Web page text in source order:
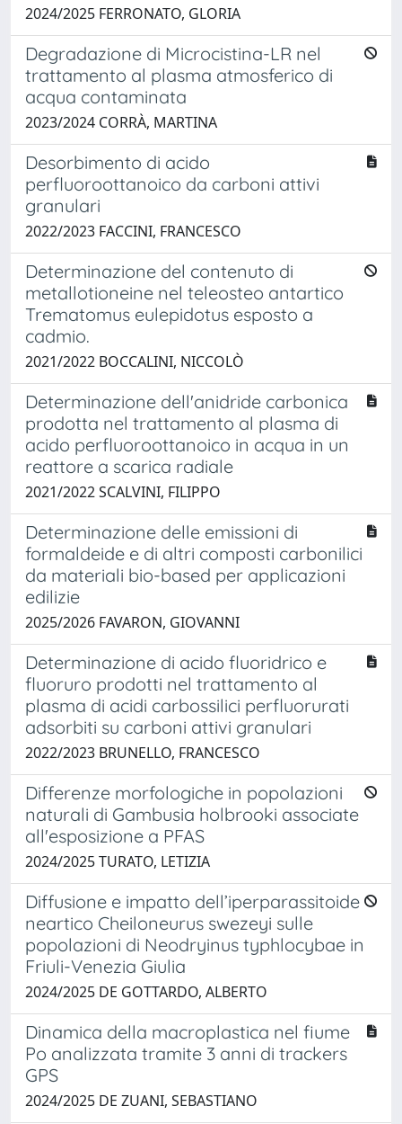
2024/2025 FERRONATO, GLORIA
Degradazione di Microcistina-LR nel
trattamento al plasma atmosferico di
acqua contaminata
2023/2024 CORRÀ, MARTINA
Desorbimento di acido
perfluoroottanoico da carboni attivi
granulari
2022/2023 FACCINI, FRANCESCO
Determinazione del contenuto di
metallotioneine nel teleosteo antartico
Trematomus eulepidotus esposto a
cadmio.
2021/2022 BOCCALINI, NICCOLÒ
Determinazione dell'anidride carbonica
prodotta nel trattamento al plasma di
acido perfluoroottanoico in acqua in un
reattore a scarica radiale
2021/2022 SCALVINI, FILIPPO
Determinazione delle emissioni di
formaldeide e di altri composti carbonilici
da materiali bio-based per applicazioni
edilizie
2025/2026 FAVARON, GIOVANNI
Determinazione di acido fluoridrico e
fluoruro prodotti nel trattamento al
plasma di acidi carbossilici perfluorurati
adsorbiti su carboni attivi granulari
2022/2023 BRUNELLO, FRANCESCO
Differenze morfologiche in popolazioni
naturali di Gambusia holbrooki associate
all'esposizione a PFAS
2024/2025 TURATO, LETIZIA
Diffusione e impatto dell’iperparassitoide
neartico Cheiloneurus swezeyi sulle
popolazioni di Neodryinus typhlocybae in
Friuli-Venezia Giulia
2024/2025 DE GOTTARDO, ALBERTO
Dinamica della macroplastica nel fiume
Po analizzata tramite 3 anni di trackers
GPS
2024/2025 DE ZUANI, SEBASTIANO